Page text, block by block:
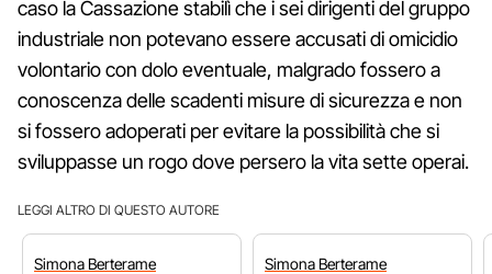
caso la Cassazione stabilì che i sei dirigenti del gruppo
industriale non potevano essere accusati di omicidio
volontario con dolo eventuale, malgrado fossero a
conoscenza delle scadenti misure di sicurezza e non
si fossero adoperati per evitare la possibilità che si
sviluppasse un rogo dove persero la vita sette operai.
LEGGI ALTRO DI QUESTO AUTORE
SimonaBerterame SimonaBerterame